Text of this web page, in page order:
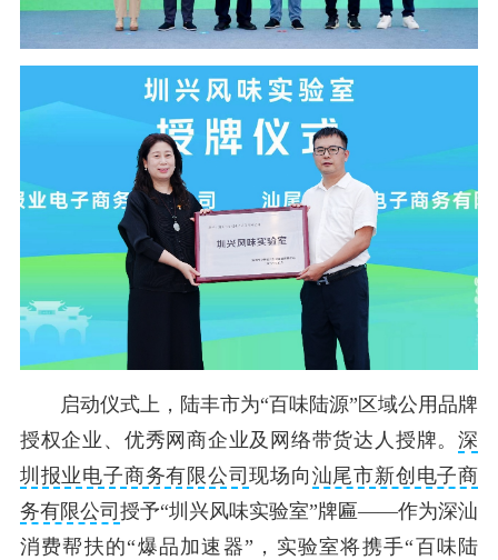
启动仪式上，陆丰市为“百味陆源”区域公用品牌
授权企业、优秀网商企业及网络带货达人授牌。深
圳报业电子商务有限公司现场向 汕尾市新创电子商
务有限公司 授予“圳兴风味实验室”牌匾——作为深汕
消费帮扶的“爆品加速器”，实验室将携手“百味陆